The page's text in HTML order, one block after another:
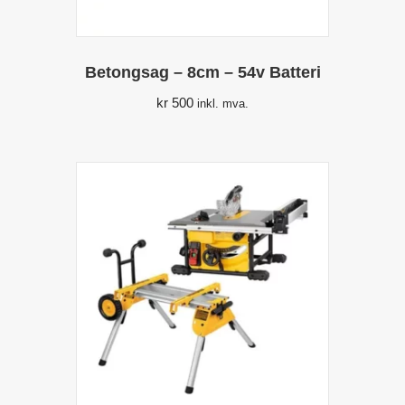
Betongsag – 8cm – 54v Batteri
kr 500 inkl. mva.